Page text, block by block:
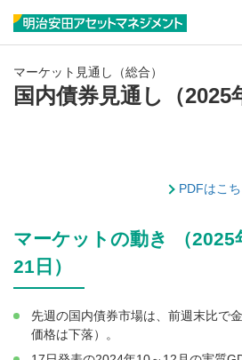
マーケット見通し（総合）
国内債券見通し（2025
PDFはこ
マーケットの動き （2025
21日）
先週の国内債券市場は、前週末比で
価格は下落）。